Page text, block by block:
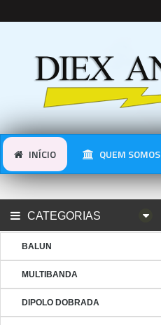
INÍCIO QUEM SOMOS
CATEGORIAS
BALUN
MULTIBANDA
DIPOLO DOBRADA